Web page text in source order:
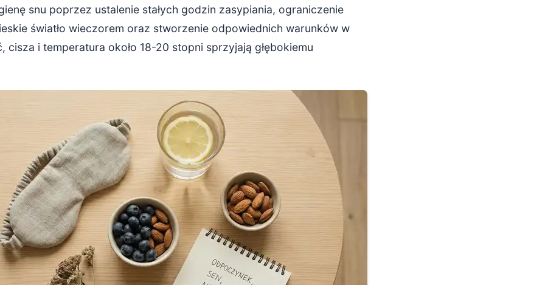
snu poprzez ustalenie stałych godzin zasypiania, ograniczenie
światło wieczorem oraz stworzenie odpowiednich warunków w
cisza i temperatura około 18-20 stopni sprzyjają głębokiemu